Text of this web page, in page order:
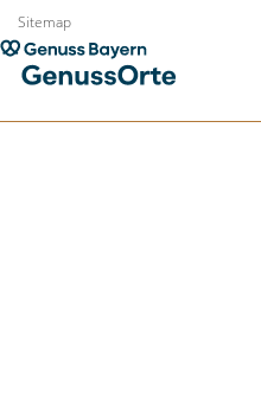
Zum
Inhalt
springen
Sitemap